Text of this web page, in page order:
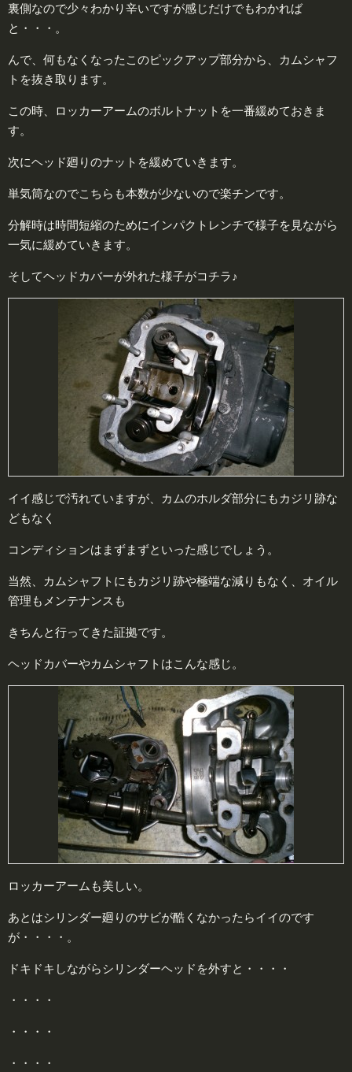
裏側なので少々わかり辛いですが感じだけでもわかれば
と・・・。
んで、何もなくなったこのピックアップ部分から、カムシャフ
トを抜き取ります。
この時、ロッカーアームのボルトナットを一番緩めておきま
す。
次にヘッド廻りのナットを緩めていきます。
単気筒なのでこちらも本数が少ないので楽チンです。
分解時は時間短縮のためにインパクトレンチで様子を見ながら
一気に緩めていきます。
そしてヘッドカバーが外れた様子がコチラ♪
イイ感じで汚れていますが、カムのホルダ部分にもカジリ跡な
どもなく
コンディションはまずまずといった感じでしょう。
当然、カムシャフトにもカジリ跡や極端な減りもなく、オイル
管理もメンテナンスも
きちんと行ってきた証拠です。
ヘッドカバーやカムシャフトはこんな感じ。
ロッカーアームも美しい。
あとはシリンダー廻りのサビが酷くなかったらイイのです
が・・・・。
ドキドキしながらシリンダーヘッドを外すと・・・・
・・・・
・・・・
・・・・